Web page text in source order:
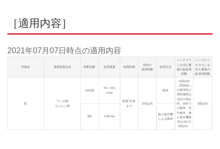
［適用内容］
2021年07月07日 時点の適用内容
作物名 適用病害虫名 希釈倍数 使用液量 使用時期
本剤の
使用回数
使用方法
ジノテフラ
ンを含む農
薬の総使用
回数
ベンズピリ
モキサンを
含む農薬の
総使用回数
稲
ウンカ類
カメムシ類
1000倍
60～150
ℓ/10a
収穫7日前
まで
3回以内
散布
4回以内
（育苗箱へ
の処理及び
側条施用は
合計1回以
内、本田で
の散布、空
中散布、無
人航空機散
布は合計3
回以内）
3回以内
8倍 0.8ℓ/10a
無人航空機
による散布